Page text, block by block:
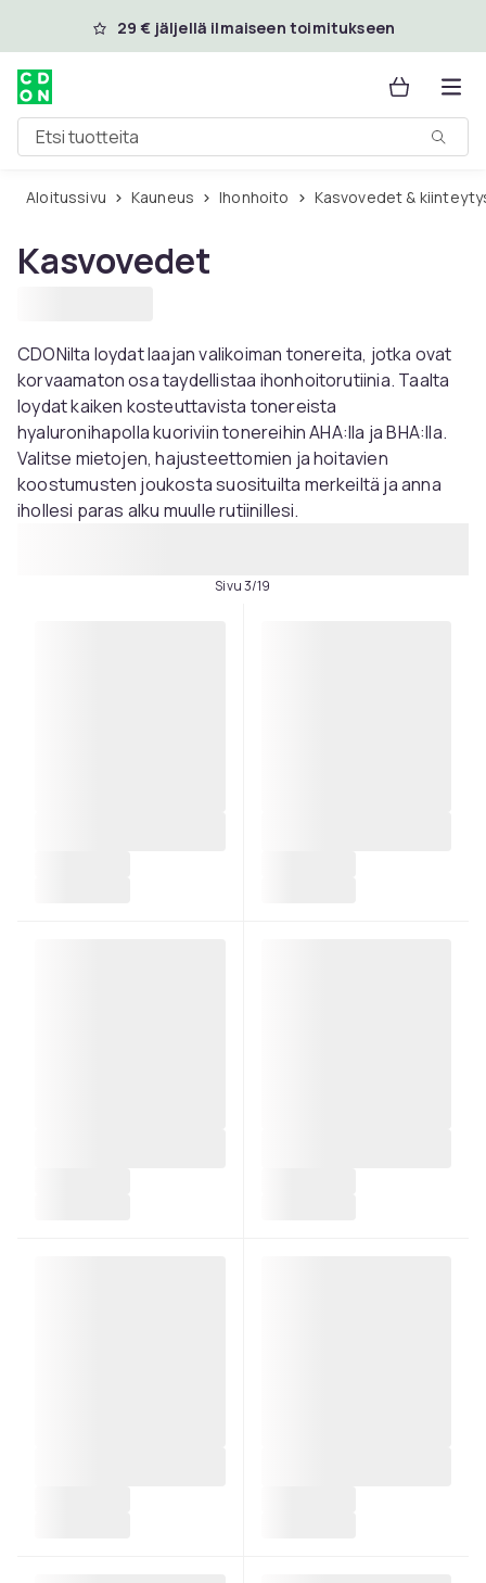
Ohita ja siirry pääsisältöön
29 € jäljellä ilmaiseen toimitukseen
Etsi tuotteita
Aloitussivu Kauneus Ihonhoito Kasvovedet &
Kasvovedet
CDONilta loydat laajan valikoiman tonereita, jotka ovat
korvaamaton osa taydellistaa ihonhoitorutiinia. Taalta
loydat kaiken kosteuttavista tonereista
hyaluronihapolla kuoriviin tonereihin AHA:lla ja BHA:lla.
Valitse mietojen, hajusteettomien ja hoitavien
koostumusten joukosta suosituilta merkeiltä ja anna
ihollesi paras alku muulle rutiinillesi.
Sivu 3/19